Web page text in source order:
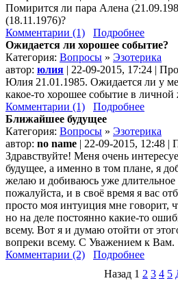
Помирится ли пара Алена
(18.11.1976)?
Комментарии (1)
Подробнее
Ожидается ли хорошее событие?
Категория: Вопросы » Эзотерика
автор: юлия | 22-09-2015, 17:24 |
Юлия 21.01.1985. Ожидается ли у
какое-то хорошее событие в личной
Комментарии (1)
Подробнее
Ближайшее будущее
Категория: Вопросы » Эзотерика
автор: no name | 22-09-2015, 12:48 |
Здравствуйте! Меня очень
будущее, а именно в том плане, я
желаю и добиваюсь уже длительное
пожалуйста, и в своё время я вас
просто моя интуиция мне говорит,
но на деле постоянно какие-то
всему. Вот я и думаю отойти от
вопреки всему. С Уважением к Вам.
Комментарии (2)
Подробнее
Назад 1 2 3 4 5